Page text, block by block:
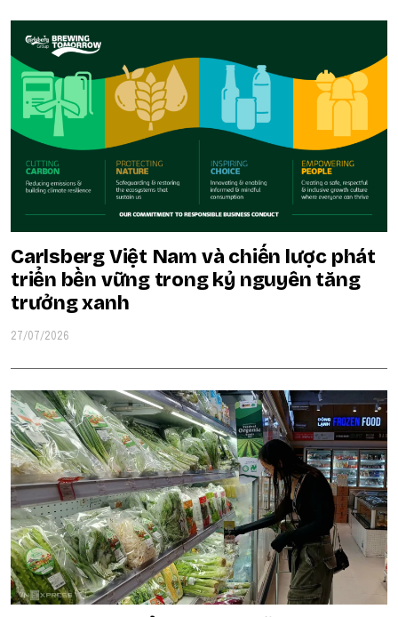
Carlsberg Việt Nam và chiến lược phát
triển bền vững trong kỷ nguyên tăng
trưởng xanh
27/07/2026